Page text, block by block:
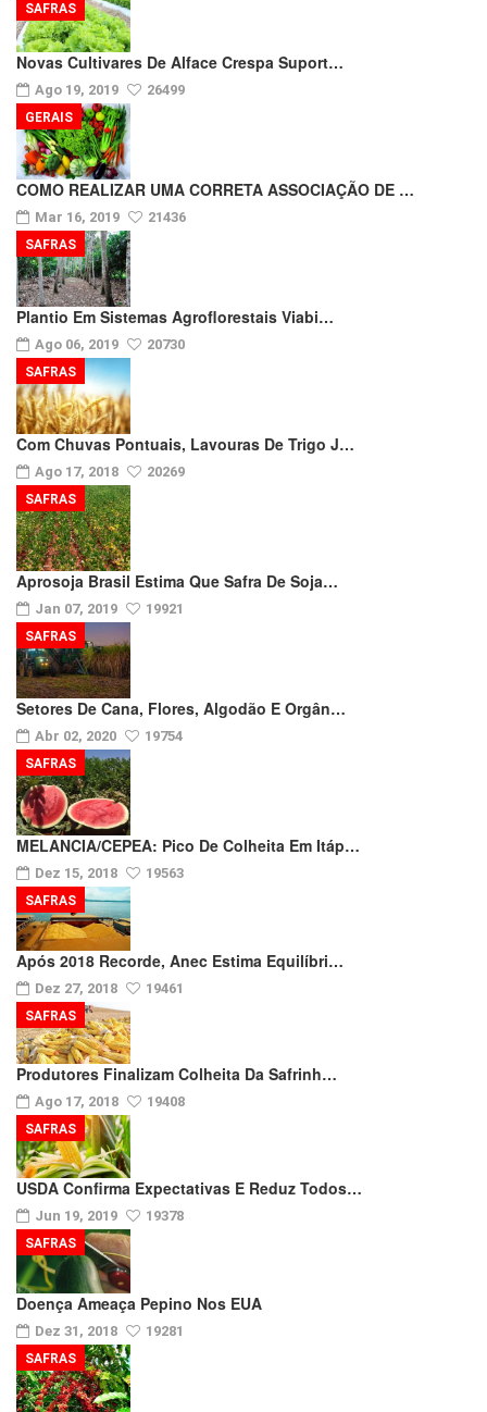
Novas Cultivares De Alface Crespa Suport…
Ago 19, 2019 26499
SAFRAS
COMO REALIZAR UMA CORRETA ASSOCIAÇÃO DE …
Mar 16, 2019 21436
GERAIS
Plantio Em Sistemas Agroflorestais Viabi…
Ago 06, 2019 20730
SAFRAS
Com Chuvas Pontuais, Lavouras De Trigo J…
Ago 17, 2018 20269
SAFRAS
Aprosoja Brasil Estima Que Safra De Soja…
Jan 07, 2019 19921
SAFRAS
Setores De Cana, Flores, Algodão E Orgân…
Abr 02, 2020 19754
SAFRAS
MELANCIA/CEPEA: Pico De Colheita Em Itáp…
Dez 15, 2018 19563
SAFRAS
Após 2018 Recorde, Anec Estima Equilíbri…
Dez 27, 2018 19461
SAFRAS
Produtores Finalizam Colheita Da Safrinh…
Ago 17, 2018 19408
SAFRAS
USDA Confirma Expectativas E Reduz Todos…
Jun 19, 2019 19378
SAFRAS
Doença Ameaça Pepino Nos EUA
Dez 31, 2018 19281
SAFRAS
SAFRAS